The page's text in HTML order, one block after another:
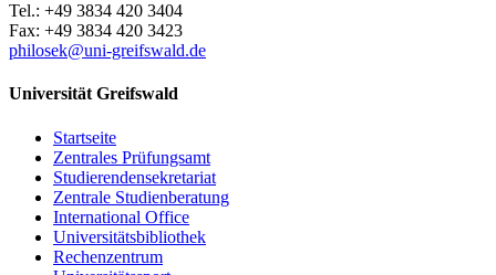
Tel.: +49 3834 420 3404
Fax: +49 3834 420 3423
philosek@uni-greifswald.de
Universität Greifswald
Startseite
Zentrales Prüfungsamt
Studierendensekretariat
Zentrale Studienberatung
International Office
Universitätsbibliothek
Rechenzentrum